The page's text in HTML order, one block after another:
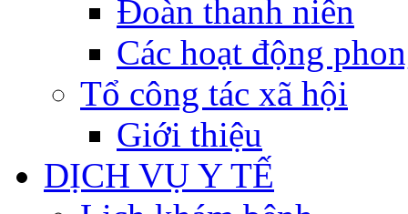
Đoàn thanh niên
Các hoạt động
Tổ công tác xã hội
Giới thiệu
DỊCH VỤ Y TẾ